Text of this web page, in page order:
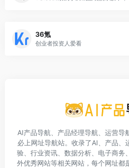
36氪
创业者投资人爱看
AI产品导航、产品经理导航、运营导
必上网址导航站。收录了AI、产品、
验、行业资讯、数据分析、电子商务
外优秀网站等相关网站，每个网址都